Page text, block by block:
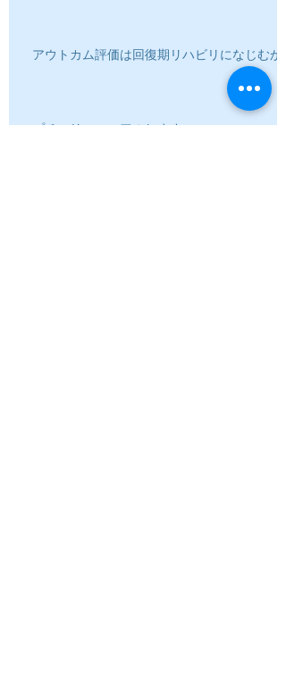
アウトカム評価は回復期リハビリになじむか
プチ・リニューアルします